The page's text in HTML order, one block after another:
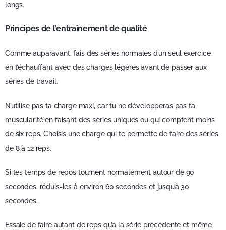
longs.
Principes de l’entraînement de qualité
Comme auparavant, fais des séries normales d’un seul exercice,
en t’échauffant avec des charges légères avant de passer aux
séries de travail.
N’utilise pas ta charge maxi, car tu ne développeras pas ta
muscularité en faisant des séries uniques ou qui comptent moins
de six reps. Choisis une charge qui te permette de faire des séries
de 8 à 12 reps.
Si tes temps de repos tournent normalement autour de 90
secondes, réduis-les à environ 60 secondes et jusqu’à 30
secondes.
Essaie de faire autant de reps qu’à la série précédente et même